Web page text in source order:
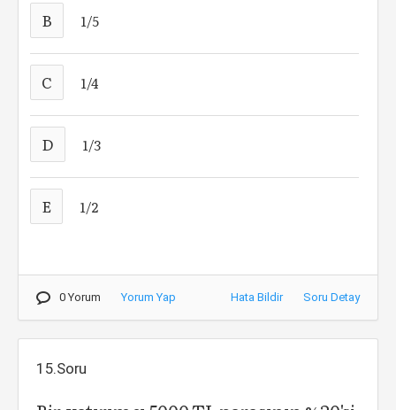
B 1/5
C 1/4
D 1/3
E 1/2
0 Yorum Yorum Yap Hata Bildir Soru Detay
15.Soru